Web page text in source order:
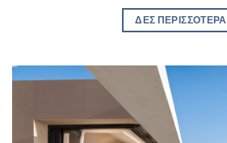
ΔΕΣ ΠΕΡΙΣΣΟΤΕΡΑ